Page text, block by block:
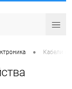
• Кабели и